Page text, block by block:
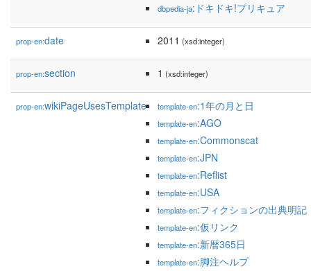
dbpedia-ja:ドキドキ!プリキュア
prop-en:date 2011 (xsd:integer)
prop-en:section 1 (xsd:integer)
prop-en:wikiPageUsesTemplate template-en:1年の月と日
template-en:AGO
template-en:Commonscat
template-en:JPN
template-en:Reflist
template-en:USA
template-en:フィクションの出典明記
template-en:仮リンク
template-en:新暦365日
template-en:脚注ヘルプ